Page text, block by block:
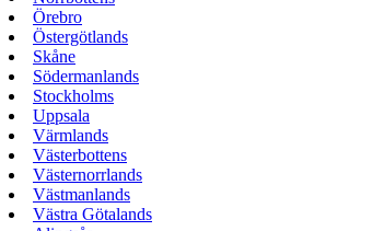
Örebro
Östergötlands
Skåne
Södermanlands
Stockholms
Uppsala
Värmlands
Västerbottens
Västernorrlands
Västmanlands
Västra Götalands